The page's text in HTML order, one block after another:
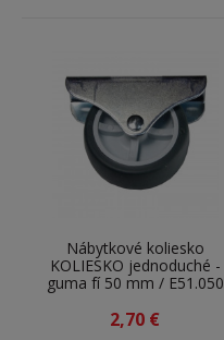
Nábytkové koliesko
KOLIESKO jednoduché -
guma fí 50 mm / E51.050
2,70 €